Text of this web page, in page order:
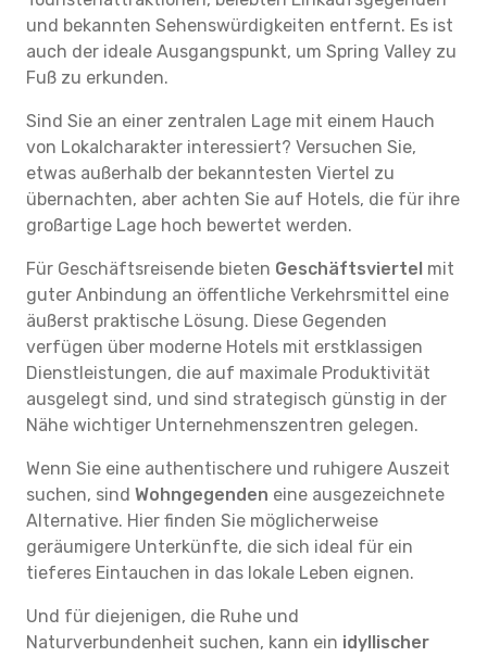
und bekannten Sehenswürdigkeiten entfernt. Es ist
auch der ideale Ausgangspunkt, um Spring Valley zu
Fuß zu erkunden.
Sind Sie an einer zentralen Lage mit einem Hauch
von Lokalcharakter interessiert? Versuchen Sie,
etwas außerhalb der bekanntesten Viertel zu
übernachten, aber achten Sie auf Hotels, die für ihre
großartige Lage hoch bewertet werden.
Für Geschäftsreisende bieten Geschäftsviertel mit
guter Anbindung an öffentliche Verkehrsmittel eine
äußerst praktische Lösung. Diese Gegenden
verfügen über moderne Hotels mit erstklassigen
Dienstleistungen, die auf maximale Produktivität
ausgelegt sind, und sind strategisch günstig in der
Nähe wichtiger Unternehmenszentren gelegen.
Wenn Sie eine authentischere und ruhigere Auszeit
suchen, sind Wohngegenden eine ausgezeichnete
Alternative. Hier finden Sie möglicherweise
geräumigere Unterkünfte, die sich ideal für ein
tieferes Eintauchen in das lokale Leben eignen.
Und für diejenigen, die Ruhe und
Naturverbundenheit suchen, kann ein idyllischer